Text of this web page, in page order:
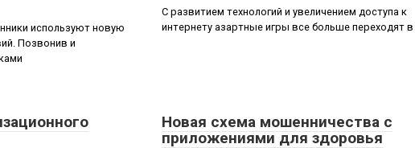
используют новую
Позвонив и
С развитием технологий и увеличением доступа к
интернету азартные игры все больше переходят в
Новая схема мошенничества с
приложениями для здоровья